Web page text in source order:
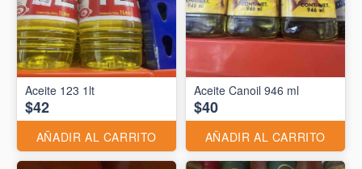
Aceite 123 1lt
$42
AÑADIR AL CARRITO
Aceite Canoil 946 ml
$40
AÑADIR AL CARRITO